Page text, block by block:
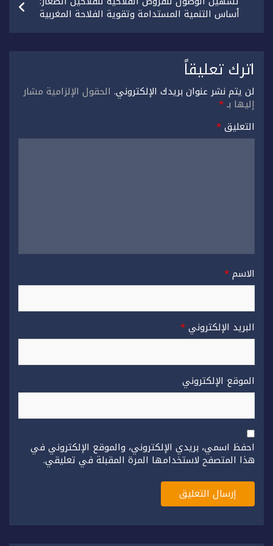
أساس التنمية المستدامة وتقوية الفلاحة المغربية
اترك تعليقاً
لن يتم نشر عنوان بريدك الإلكتروني. الحقول الإلزامية مشار
إليها بـ*
التعليق*
الاسم*
البريد الإلكتروني*
الموقع الإلكتروني
احفظ اسمي، بريدي الإلكتروني، والموقع الإلكتروني في
هذا المتصفح لاستخدامها المرة المقبلة في تعليقي.